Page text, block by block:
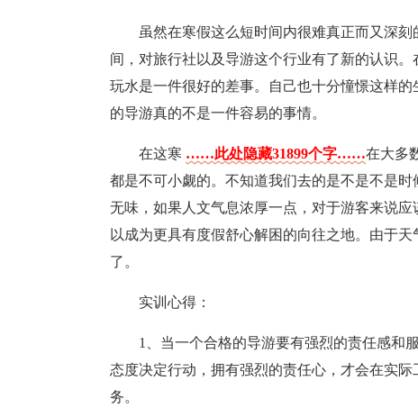
虽然在寒假这么短时间内很难真正而又深
间，对旅行社以及导游这个行业有了新的认识
玩水是一件很好的差事。自己也十分憧憬这样
的导游真的不是一件容易的事情。
在这寒 ……此处隐藏31899个字……在大多
都是不可小觑的。不知道我们去的是不是不是
无味，如果人文气息浓厚一点，对于游客来说
以成为更具有度假舒心解困的向往之地。由于
了。
实训心得：
1、当一个合格的导游要有强烈的责任感和
态度决定行动，拥有强烈的责任心，才会在实
务。